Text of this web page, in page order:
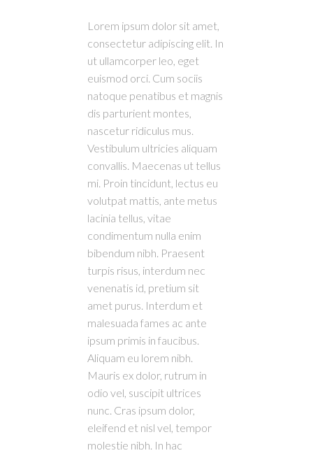
Lorem ipsum dolor sit amet,
consectetur adipiscing elit. In
ut ullamcorper leo, eget
euismod orci. Cum sociis
natoque penatibus et magnis
dis parturient montes,
nascetur ridiculus mus.
Vestibulum ultricies aliquam
convallis. Maecenas ut tellus
mi. Proin tincidunt, lectus eu
volutpat mattis, ante metus
lacinia tellus, vitae
condimentum nulla enim
bibendum nibh. Praesent
turpis risus, interdum nec
venenatis id, pretium sit
amet purus. Interdum et
malesuada fames ac ante
ipsum primis in faucibus.
Aliquam eu lorem nibh.
Mauris ex dolor, rutrum in
odio vel, suscipit ultrices
nunc. Cras ipsum dolor,
eleifend et nisl vel, tempor
molestie nibh. In hac